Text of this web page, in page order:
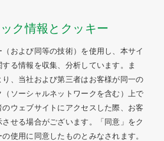
ク情報とクッキー
および同等の技術）を使用し、本サイ
る情報を収集、分析しています。ま
、当社および第三者はお客様が同一の
ソーシャルネットワークを含む）上で
ウェブサイトにアクセスした際、お客
せる場合がございます。「同意」をク
使用に同意したものとみなされます。